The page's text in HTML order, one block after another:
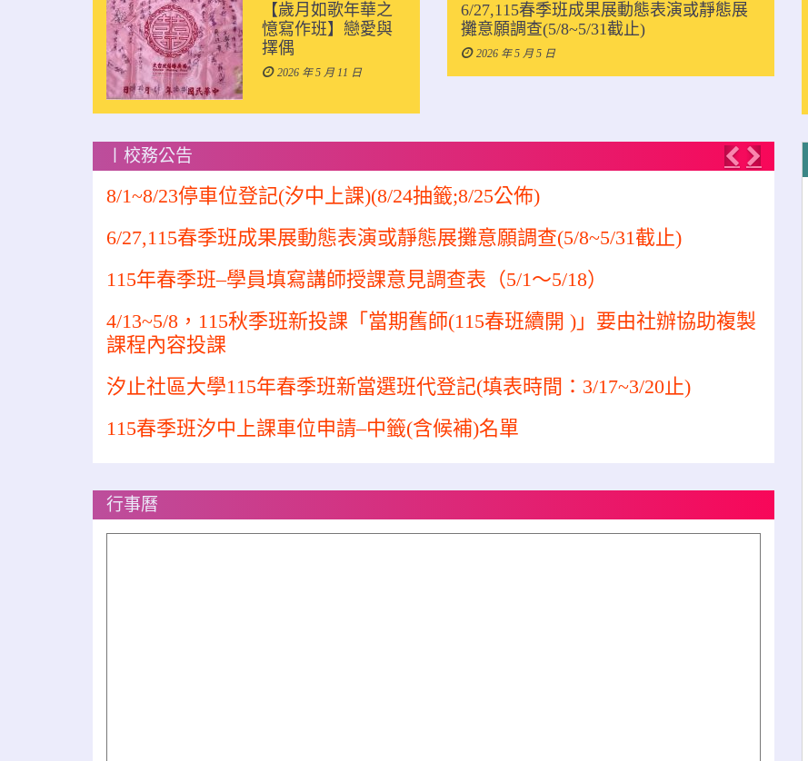
【歲月如歌年華之
憶寫作班】戀愛與
擇偶
2026 年 5 月 11 日
6/27,115春季班成果展動態表演或靜態展
攤意願調查(5/8~5/31截止)
2026 年 5 月 5 日
〡校務公告
Previous
Next
8/1~8/23停車位登記(汐中上課)(8/24抽籤;8/25公佈)
6/27,115春季班成果展動態表演或靜態展攤意願調查(5/8~5/31截止)
115年春季班–學員填寫講師授課意見調查表（5/1～5/18）
4/13~5/8，115秋季班新投課「當期舊師(115春班續開 )」要由社辦協助複製
課程內容投課
汐止社區大學115年春季班新當選班代登記(填表時間：3/17~3/20止)
115春季班汐中上課車位申請–中籤(含候補)名單
行事曆